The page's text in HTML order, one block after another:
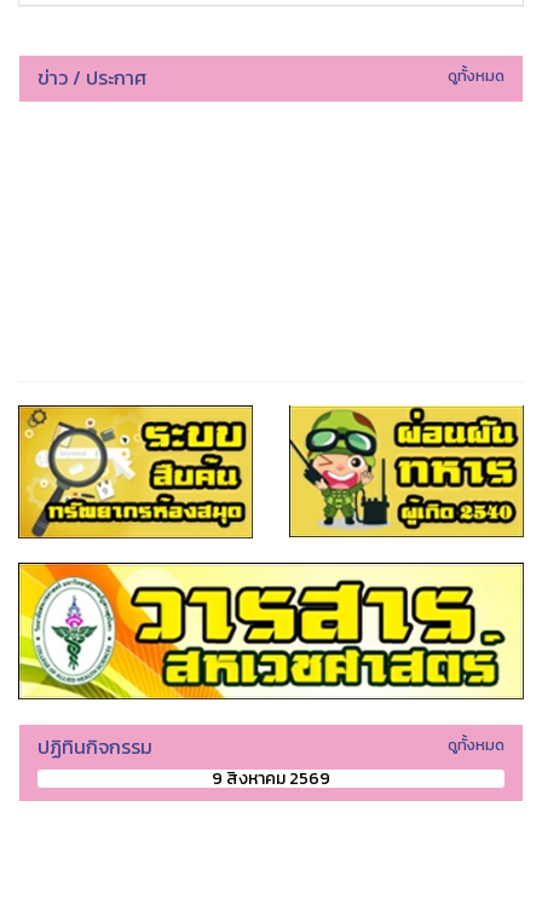
ข่าว / ประกาศ ดูทั้งหมด
ปฏิทินกิจกรรม ดูทั้งหมด
9 สิงหาคม 2569